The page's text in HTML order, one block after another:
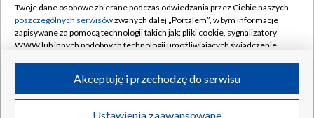
Rada Programowa
System NOS
Informacje o nadawcy
Program dla prasy
Kontakt
Kanały
©2026 Telewizja Polska S.A. w likwidacji
Twoje dane osobowe zbierane podczas odwiedzania przez Ciebie naszych
poszczególnych serwisówzwanych dalej „Portalem”, w tym informacje
zapisywane za pomocą technologii takich jak: pliki cookie, sygnalizatory
WWW lub innych podobnych technologii umożliwiających świadczenie
ruchu w Internecie.
Twoje dane osobowe zbierane podczas odwiedzania przez Ciebie
Ustawienia zaawansowane
Akceptuję i przechodzę do serwisu